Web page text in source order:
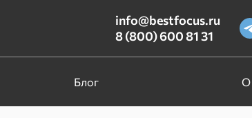
info@bestfocus.ru
8 (800) 600 81 31
Блог О